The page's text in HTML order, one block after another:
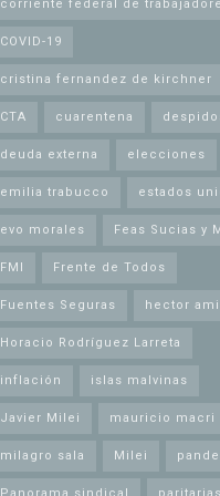
corriente federal de
COVID-19
cristina fernandez de kirchner
CTA cuarentena
deuda externa elecciones
emilia trabucco estados
evo morales Feas Sucias y
FMI Frente de Todos
Fuentes Seguras hector
Horacio Rodríguez Larreta
inflación islas malvinas
Javier Milei mauricio macri
milagro sala Milei
Panorama sindical paritarias